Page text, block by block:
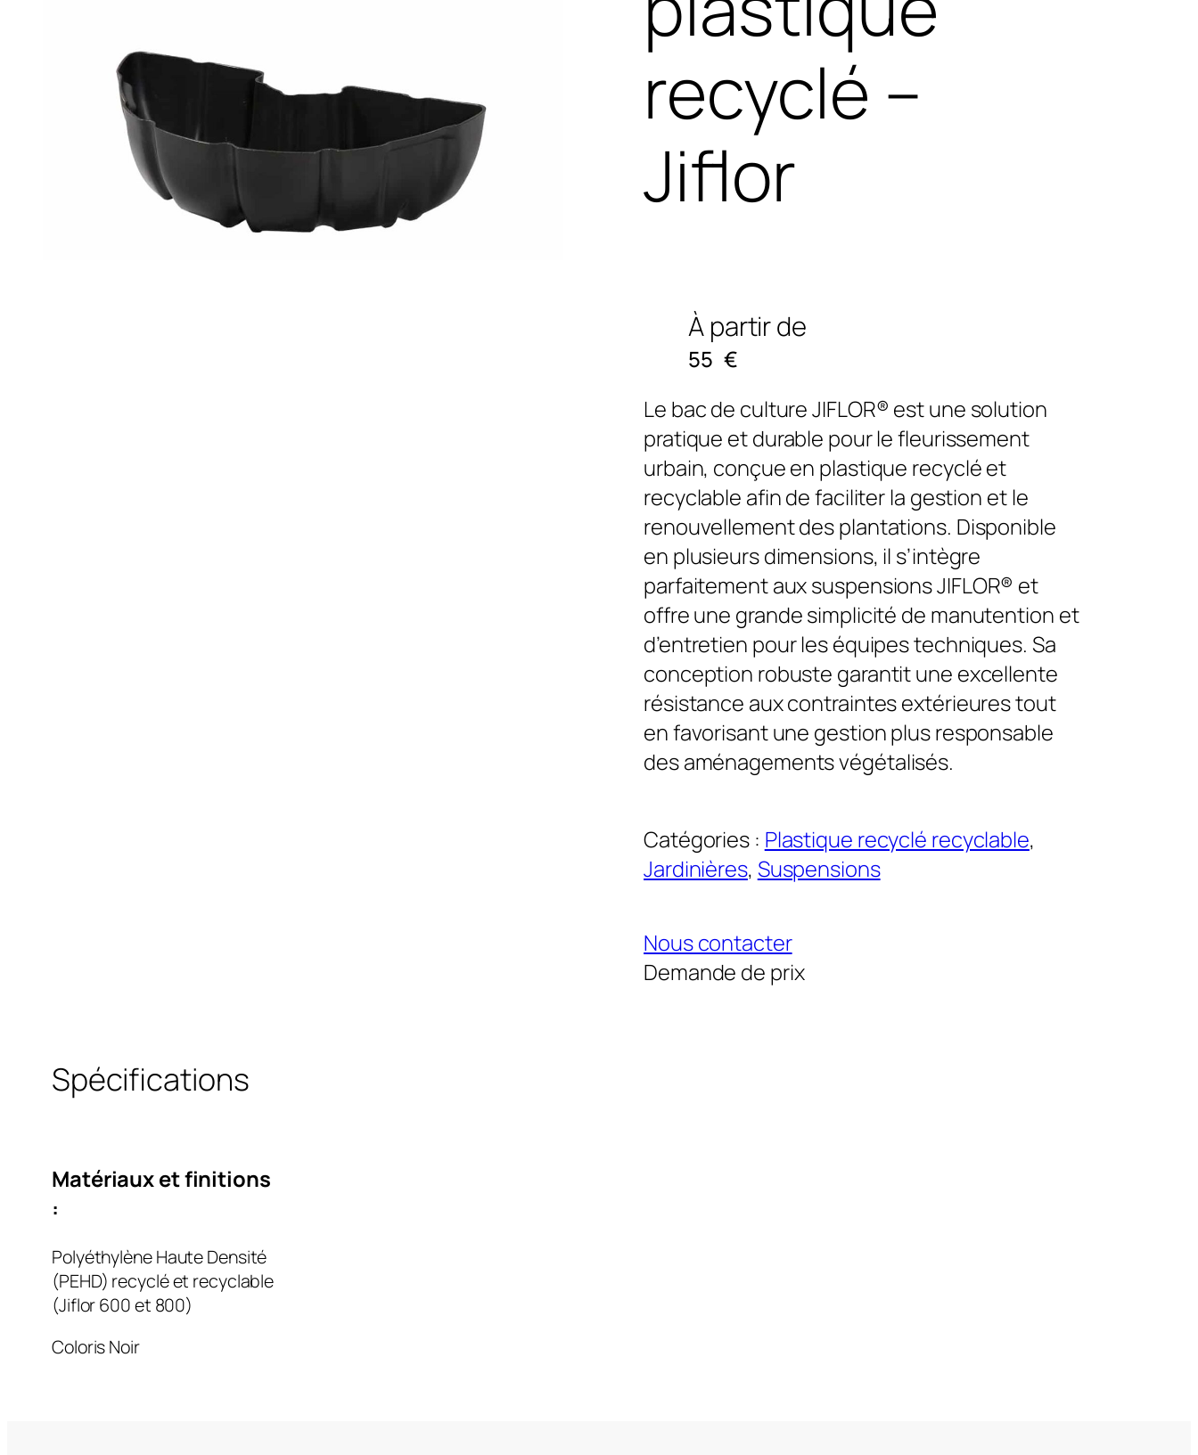
recyclé –
Jiflor
À partir de
55 €
Le bac de culture JIFLOR® est une solution
pratique et durable pour le fleurissement
urbain, conçue en plastique recyclé et
recyclable afin de faciliter la gestion et le
renouvellement des plantations. Disponible
en plusieurs dimensions, il s’intègre
parfaitement aux suspensions JIFLOR® et
offre une grande simplicité de manutention et
d’entretien pour les équipes techniques. Sa
conception robuste garantit une excellente
résistance aux contraintes extérieures tout
en favorisant une gestion plus responsable
des aménagements végétalisés.
Catégories : Plastique recyclé recyclable
Jardinières, Suspensions
Nous contacter
Demande de prix
Spécifications
Matériaux et finitions
:
Polyéthylène Haute Densité
(PEHD) recyclé et recyclable
(Jiflor 600 et 800)
Coloris Noir